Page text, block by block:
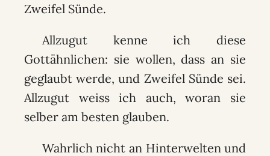
Zweifel Sünde.
Allzugut kenne ich diese
Gottähnlichen: sie wollen, dass an sie
geglaubt werde, und Zweifel Sünde sei.
Allzugut weiss ich auch, woran sie
selber am besten glauben.
Wahrlich nicht an Hinterwelten und